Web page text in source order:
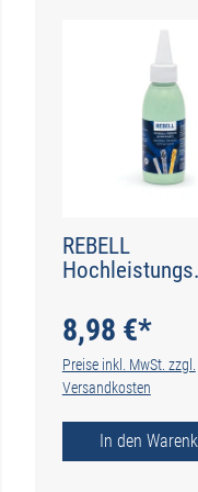
REBELL
Hochleistungs
8,98 €*
Preise inkl. MwSt. zzgl.
Versandkosten
In den